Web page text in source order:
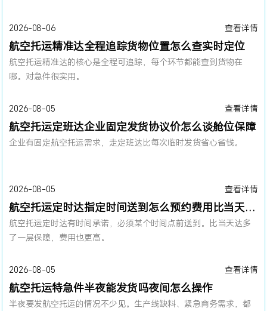
2026-08-06 查看详情
航空托运精准达全程追踪货物位置怎么查实时定位
航空托运精准达的核心是全程可追踪，每个环节都能查到货物在
哪。对急件很实用。
2026-08-05 查看详情
航空托运定班达企业固定发货协议价怎么谈舱位保障
企业有固定航空托运需求，走定班达比每次临时发货省心省钱。
2026-08-05 查看详情
航空托运定时达指定时间送到怎么预约费用比当天达贵多少
航空托运定时达有时间承诺，必须某个时间点前送到。比当天达多
了一层保障，费用也更高。
2026-08-05 查看详情
航空托运特急件半夜能发货吗夜间怎么操作
半夜要发航空托运的情况不少见。生产线缺料、紧急商务需求，都